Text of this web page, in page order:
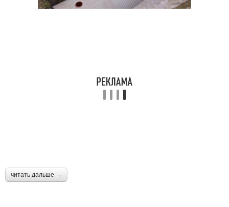
читать дальше →